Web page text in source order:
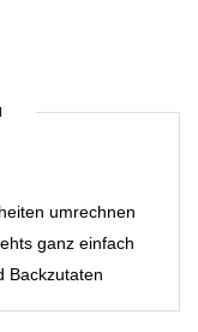
umrechnen
ganz einfach
Backzutaten